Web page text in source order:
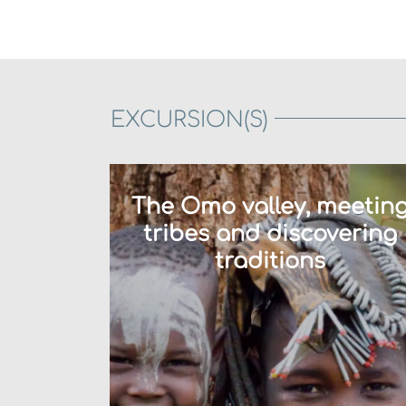
EXCURSION(S)
The Omo valley,
tribes and discovering
traditions